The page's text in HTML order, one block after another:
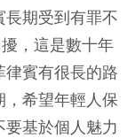
期受到有罪不
，這是數十年
賓有很長的路
希望年輕人保
基於個人魅力